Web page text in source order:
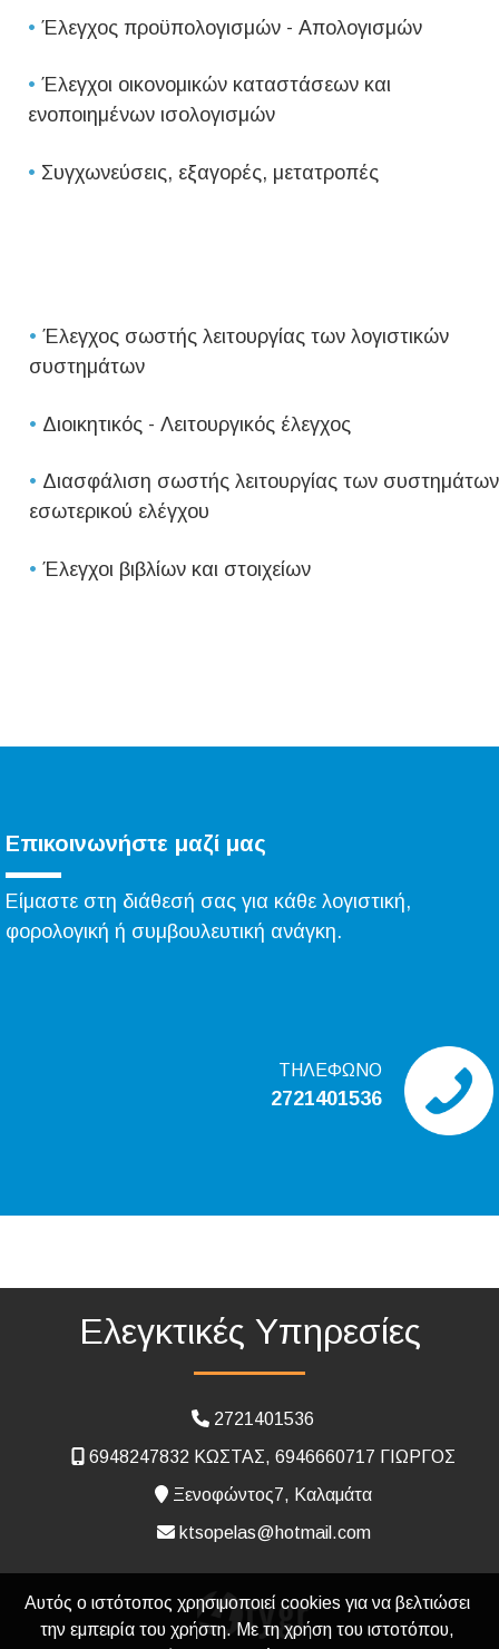
• Έλεγχος προϋπολογισμών - Απολογισμών
• Έλεγχοι οικονομικών καταστάσεων και
ενοποιημένων ισολογισμών
• Συγχωνεύσεις, εξαγορές, μετατροπές
• Έλεγχος σωστής λειτουργίας των λογιστικών
συστημάτων
• Διοικητικός - Λειτουργικός έλεγχος
• Διασφάλιση σωστής λειτουργίας των συστημάτων
εσωτερικού ελέγχου
• Έλεγχοι βιβλίων και στοιχείων
Επικοινωνήστε μαζί μας
Είμαστε στη διάθεσή σας για κάθε λογιστική,
φορολογική ή συμβουλευτική ανάγκη.
ΤΗΛΕΦΩΝΟ
2721401536
Ελεγκτικές Υπηρεσίες
2721401536
6948247832 ΚΩΣΤΑΣ, 6946660717 ΓΙΩΡΓΟΣ
Ξενοφώντος7, Καλαμάτα
ktsopelas@hotmail.com
Αυτός ο ιστότοπος χρησιμοποιεί cookies για να βελτιώσει
την εμπειρία του χρήστη. Με τη χρήση του ιστοτόπου,